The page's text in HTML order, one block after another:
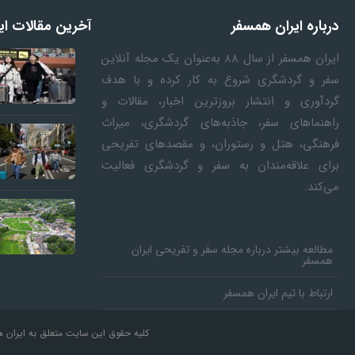
ه
ی
درباره ایران همسفر
ایران همسفر
از سال ۸۸ به‎‌عنوان یک مجله آنلاین
سفر و گردشگری شروع به کار کرده و با هدف
گردآوری و انتشار بروزترین اخبار، مقالات و
راهنماهای سفر، جاذبه‌های گردشگری، میراث
فرهنگی، هتل و رستوران، و مقصدهای تفریحی
برای علاقه‌مندان به سفر و گردشگری فعالیت
می‌کند.
مطالعه بیشتر درباره مجله سفر و تفریحی ایران
همسفر
ارتباط با تیم ایران همسفر
آخرین مقالات
رونق گردشگری تابستانی در
توجه گردشگران
سرمایه‌گذاری
صنعت سفر با
کلیه حقوق این سایت متعلق به